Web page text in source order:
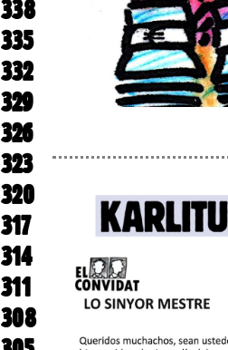
338
335
332
329
326
323
320
317
314
311
308